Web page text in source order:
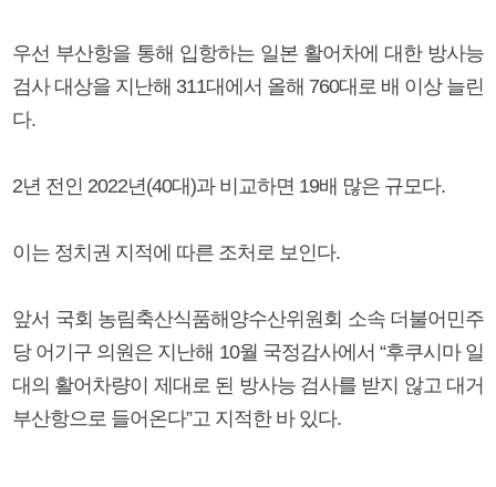
우선 부산항을 통해 입항하는 일본 활어차에 대한 방사능
검사 대상을 지난해 311대에서 올해 760대로 배 이상 늘린
다.
2년 전인 2022년(40대)과 비교하면 19배 많은 규모다.
이는 정치권 지적에 따른 조처로 보인다.
앞서 국회 농림축산식품해양수산위원회 소속 더불어민주
당 어기구 의원은 지난해 10월 국정감사에서 “후쿠시마 일
대의 활어차량이 제대로 된 방사능 검사를 받지 않고 대거
부산항으로 들어온다”고 지적한 바 있다.